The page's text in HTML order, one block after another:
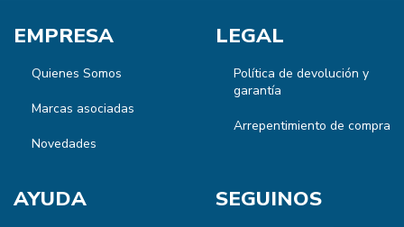
EMPRESA
Quienes Somos
Marcas asociadas
Novedades
LEGAL
Política de devolución y
garantía
Arrepentimiento de compra
AYUDA SEGUINOS